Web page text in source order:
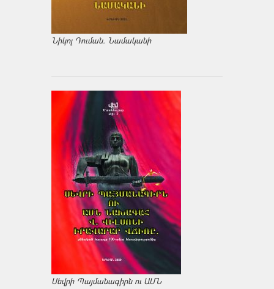
Նիկոլ Դուման. Նամականի
Սեվրի Պայմանագիրն ու ԱՄՆ